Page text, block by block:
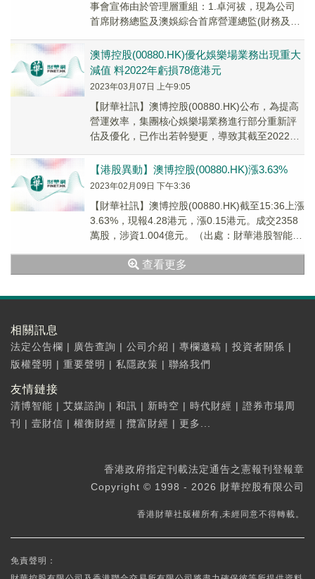
事會宣佈由於管理層重組：1.卓河祓，現為公司
首席財務總監及澳娛綜合首席營運總監(財務及發
澳博控股(00880.HK)優化娛樂場業務出現重大
減值 料2022年虧損78億港元
2023年03月07日 上午9:05
【財華社訊】澳博控股(00880.HK)公布，為提高
營運效率，集團核心娛樂場業務進行部分重新評
估及優化，已作出若幹變更，導致其截至2022年
【港股異動】澳博控股(00880.HK)漲3.63%
2023年02月09日 下午3:36
【財華社訊】澳博控股(00880.HK)截至15:36上漲
3.63%，現報4.28港元，漲0.15港元。成交2358
萬股，涉資1.004億元。（出處：財華港股智能寫
查看更多
相關訊息
法定公告欄 | 廣告查詢 | 公司介紹 | 專欄邀稿 | 投資者關係 |
版權聲明 | 重要聲明 | 私隱政策 | 聯絡我們
友情鏈接
清博智能 | 艾媒諮詢 | 和訊 | 新時空 | 時代財經 | 證券市場周
刊
| 壹財信 | 權衡財經 | 攬富財經 | 更多...
香港政府指定刊載法定通告之憲報刊登報章
Copyright © 1998 - 2026 財華控股有限公司
香港財華社版權所有,未經同意不得轉載。
免責聲明：